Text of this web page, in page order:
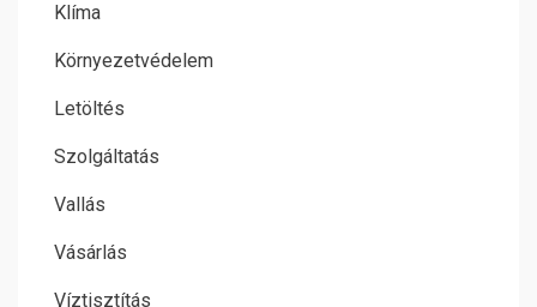
Klíma
Környezetvédelem
Letöltés
Szolgáltatás
Vallás
Vásárlás
Víztisztítás